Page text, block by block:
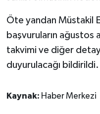
Öte yandan Müstakil
başvuruların ağustos
takvimi ve diğer
duyurulacağı bildirildi.
Kaynak: Haber Merkezi